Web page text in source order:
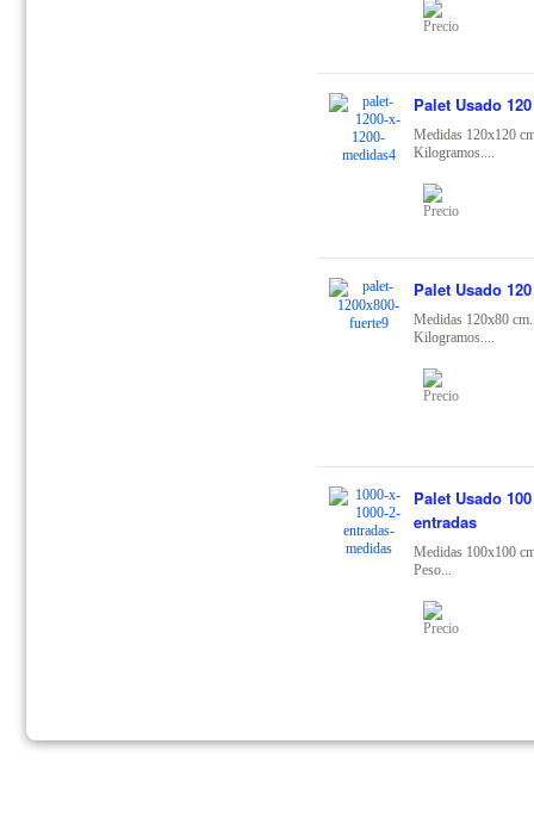
Palet Usado
Medidas 120x120
Kilogramos....
Palet Usado
Medidas 120x80
Kilogramos....
Palet Usado
entradas
Medidas 100x100
Peso...